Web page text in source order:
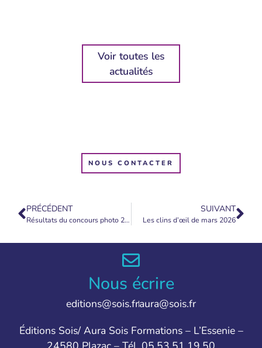
Voir toutes les
actualités
NOUS CONTACTER
PRÉCÉDENT
Résultats du concours photo 2025
SUIVANT
Les clins d’œil de mars 2026
Nous écrire
editions@sois.fraura@sois.fr
Éditions Sois/ Aura Sois Formations – L’Essenie –